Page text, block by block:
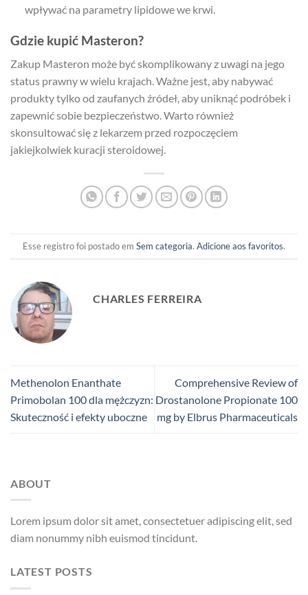
wpływać na parametry lipidowe we krwi.
Gdzie kupić Masteron?
Zakup Masteron może być skomplikowany z uwagi na jego
status prawny w wielu krajach. Ważne jest, aby nabywać
produkty tylko od zaufanych źródeł, aby uniknąć podróbek i
zapewnić sobie bezpieczeństwo. Warto również
skonsultować się z lekarzem przed rozpoczęciem
jakiejkolwiek kuracji steroidowej.
Esse registro foi postado em Sem categoria. Adicione aos favoritos.
CHARLES FERREIRA
Methenolon Enanthate
Primobolan 100 dla mężczyzn:
Skuteczność i efekty uboczne
Comprehensive Review of
Drostanolone Propionate 100
mg by Elbrus Pharmaceuticals
ABOUT
Lorem ipsum dolor sit amet, consectetuer adipiscing elit, sed
diam nonummy nibh euismod tincidunt.
LATEST POSTS